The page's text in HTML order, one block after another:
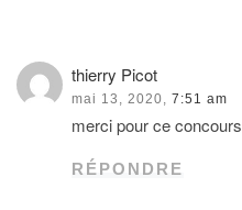
thierry Picot
mai 13, 2020, 7:51 am
merci pour ce concours
RÉPONDRE